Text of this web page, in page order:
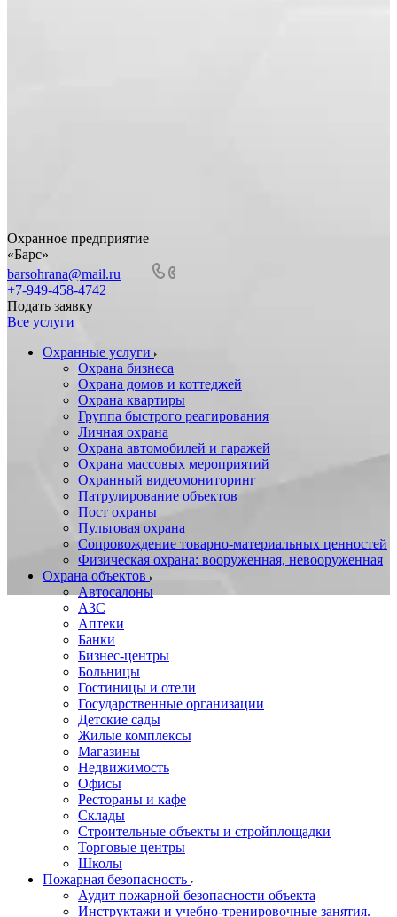
Охранное предприятие
«Барс»
barsohrana@mail.ru
+7-949-458-4742
Подать заявку
Все услуги
Охранные услуги
Охрана бизнеса
Охрана домов и коттеджей
Охрана квартиры
Группа быстрого реагирования
Личная охрана
Охрана автомобилей и гаражей
Охрана массовых мероприятий
Охранный видеомониторинг
Патрулирование объектов
Пост охраны
Пультовая охрана
Сопровождение товарно-материальных ценностей
Физическая охрана: вооруженная, невооруженная
Охрана объектов
Автосалоны
АЗС
Аптеки
Банки
Бизнес-центры
Больницы
Гостиницы и отели
Государственные организации
Детские сады
Жилые комплексы
Магазины
Недвижимость
Офисы
Рестораны и кафе
Склады
Строительные объекты и стройплощадки
Торговые центры
Школы
Пожарная безопасность
Аудит пожарной безопасности объекта
Инструктажи и учебно-тренировочные занятия.